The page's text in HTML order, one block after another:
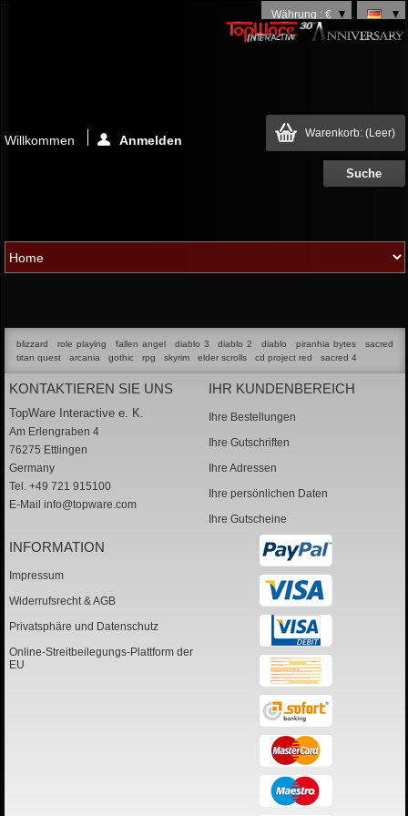
Währung : €
Warenkorb: (Leer)
Willkommen Anmelden
blizzard role playing fallen angel diablo 3 diablo 2 diablo piranhia bytes
sacred
titan quest
arcania gothic rpg skyrim elder scrolls cd project red sacred 4
KONTAKTIEREN SIE UNS
TopWare Interactive e. K.
Am Erlengraben 4
76275 Ettlingen
Germany
Tel. +49 721 915100
E-Mail info@topware.com
IHR KUNDENBEREICH
Ihre Bestellungen
Ihre Gutschriften
Ihre Adressen
Ihre persönlichen Daten
Ihre Gutscheine
INFORMATION
Impressum
Widerrufsrecht & AGB
Privatsphäre und Datenschutz
Online-Streitbeilegungs-Plattform der
EU